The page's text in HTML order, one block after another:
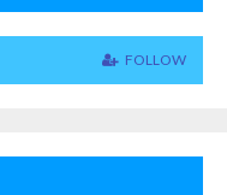
FOLLOW